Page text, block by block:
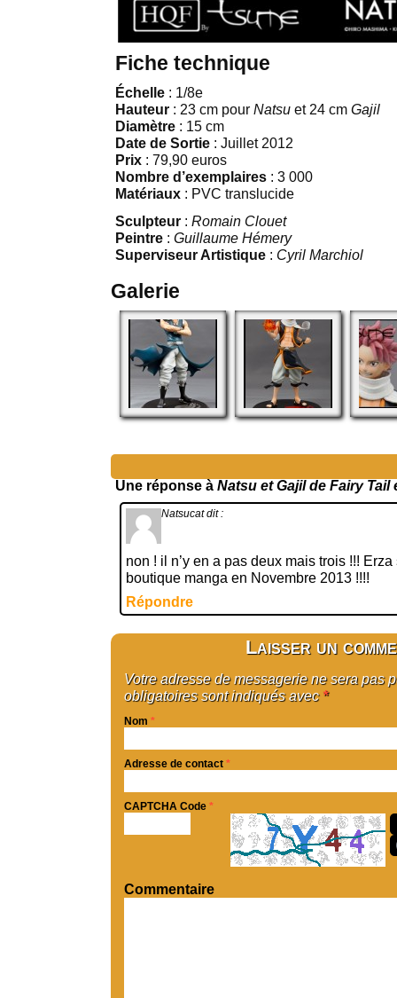
Fiche technique
Échelle : 1/8e
Hauteur : 23 cm pour Natsu et 24 cm Gajil
Diamètre : 15 cm
Date de Sortie : Juillet 2012
Prix : 79,90 euros
Nombre d’exemplaires : 3 000
Matériaux : PVC translucide
Sculpteur : Romain Clouet
Peintre : Guillaume Hémery
Superviseur Artistique : Cyril Marchiol
Galerie
Une réponse à Natsu et Gajil de Fairy
Natsucat dit :
non ! il n’y en a pas deux mais trois !!!
boutique manga en Novembre 2013 !!!!
Répondre
Laisser un
Votre adresse de messagerie ne sera pas
obligatoires sont indiqués avec *
Nom *
Adresse de contact *
CAPTCHA Code *
Commentaire